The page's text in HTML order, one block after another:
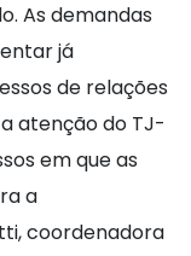
As demandas
já
de relações
atenção do TJ-
em que as
a
coordenadora